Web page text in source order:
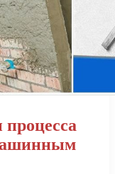
процесса